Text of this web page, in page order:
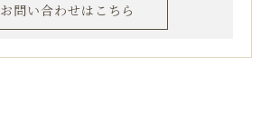
お問い合わせはこちら